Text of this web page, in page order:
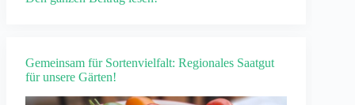
Gemeinsam für Sortenvielfalt: Regionales Saatgut
für unsere Gärten!